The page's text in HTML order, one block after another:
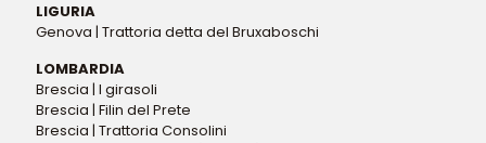
LIGURIA
Genova | Trattoria detta del Bruxaboschi
LOMBARDIA
Brescia | I girasoli
Brescia | Filin del Prete
Brescia | Trattoria Consolini